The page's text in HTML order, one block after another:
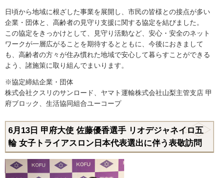
日頃から地域に根ざした事業を展開し、市民の皆様との接点が多い
企業・団体と、高齢者の見守り支援に関する協定を結びました。
この協定をきっかけとして、見守り活動など、安心・安全のネット
ワークが一層広がることを期待するとともに、今後におきまして
も、高齢者の方々が住み慣れた地域で安心して暮らすことができる
よう、諸施策に取り組んでまいります。
※協定締結企業・団体
株式会社クスリのサンロード、ヤマト運輸株式会社山梨主管支店 甲
府ブロック、生活協同組合ユーコープ
6月13日 甲府大使 佐藤優香選手 リオデジャネイロ五
輪 女子トライアスロン日本代表選出に伴う表敬訪問